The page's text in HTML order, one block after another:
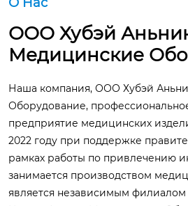
ООО Хубэй
Медицинские
Наша компания, ООО Хубэй
Оборудование,
предприятие медицинских
2022 году при поддержке
рамках работы по привлечению
занимается производством
является независимым